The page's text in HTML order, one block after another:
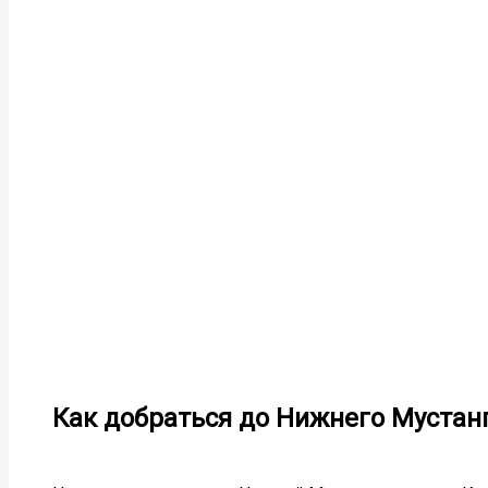
Как добраться до Нижнего